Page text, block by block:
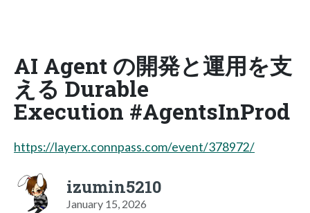
AI Agent の開発と運用を支
える Durable
Execution #AgentsInProd
https://layerx.connpass.com/event/378972/
izumin5210
January 15, 2026